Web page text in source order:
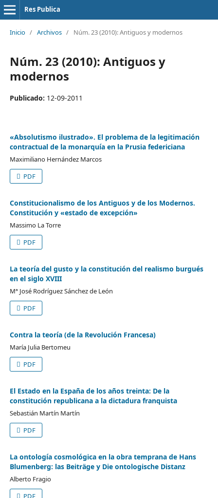
Res Publica
Inicio / Archivos / Núm. 23 (2010): Antiguos y modernos
Núm. 23 (2010): Antiguos y
modernos
Publicado: 12-09-2011
«Absolutismo ilustrado». El problema de la legitimación
contractual de la monarquía en la Prusia federiciana
Maximiliano Hernández Marcos
PDF
Constitucionalismo de los Antiguos y de los Modernos.
Constitución y «estado de excepción»
Massimo La Torre
PDF
La teoría del gusto y la constitución del realismo burgués
en el siglo XVIII
Mª José Rodríguez Sánchez de León
PDF
Contra la teoría (de la Revolución Francesa)
María Julia Bertomeu
PDF
El Estado en la España de los años treinta: De la
constitución republicana a la dictadura franquista
Sebastián Martín Martín
PDF
La ontología cosmológica en la obra temprana de Hans
Blumenberg: las Beiträge y Die ontologische Distanz
Alberto Fragio
PDF